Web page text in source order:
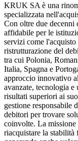
KRUK SA è una
specializzata
Con oltre due decenni
affidabile per le
servizi come
ristrutturazione del
tra cui Polonia,
Italia, Spagna e
approccio innovativo
avanzate, tecnologia
risultati superiori ai
gestione responsabile
debitori per trovare
coinvolte. La
riacquistare la